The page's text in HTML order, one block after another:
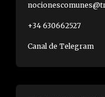
+34 630662527
Canal de Telegram